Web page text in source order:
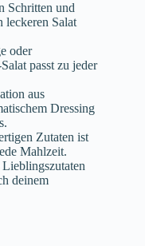
Schritten und
leckeren Salat
oder
passt zu jeder
aus
Dressing
Zutaten ist
Mahlzeit.
deinem